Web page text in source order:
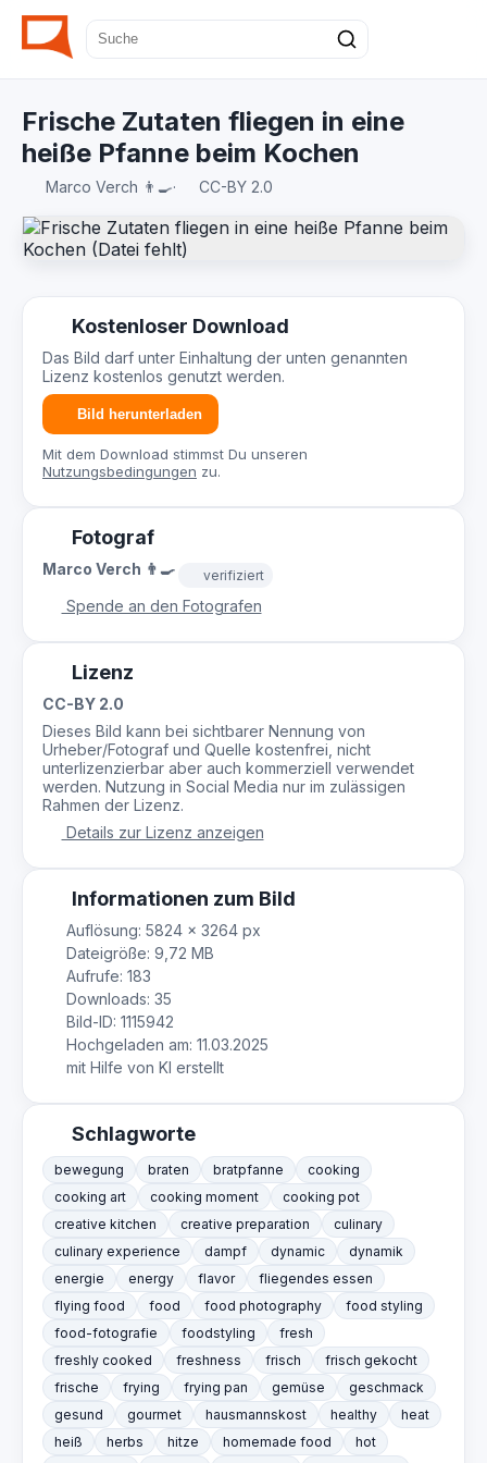
Frische Zutaten fliegen in eine
heiße Pfanne beim Kochen
Marco Verch 👨‍🍳· CC-BY 2.0
Kostenloser Download
Das Bild darf unter Einhaltung der unten genannten
Lizenz kostenlos genutzt werden.
Bild herunterladen
Mit dem Download stimmst Du unseren
Nutzungsbedingungen zu.
Fotograf
Marco Verch 👨‍🍳 verifiziert
Spende an den Fotografen
Lizenz
CC-BY 2.0
Dieses Bild kann bei sichtbarer Nennung von
Urheber/Fotograf und Quelle kostenfrei, nicht
unterlizenzierbar aber auch kommerziell verwendet
werden. Nutzung in Social Media nur im zulässigen
Rahmen der Lizenz.
Details zur Lizenz anzeigen
Informationen zum Bild
Auflösung: 5824 × 3264 px
Dateigröße: 9,72 MB
Aufrufe: 183
Downloads: 35
Bild-ID: 1115942
Hochgeladen am: 11.03.2025
mit Hilfe von KI erstellt
Schlagworte
bewegung braten bratpfanne
cooking
cooking art
cooking moment
cooking pot
creative kitchen
creative preparation
culinary
culinary experience
dampf dynamic
dynamik
energie
energy flavor
fliegendes essen
flying food
food food photography
food styling
food-fotografie
foodstyling
fresh
freshly cooked
freshness frisch
frisch gekocht
frische
frying frying pan gemüse
geschmack
gesund
gourmet hausmannskost healthy
heat
heiß
herbs hitze homemade food
hot